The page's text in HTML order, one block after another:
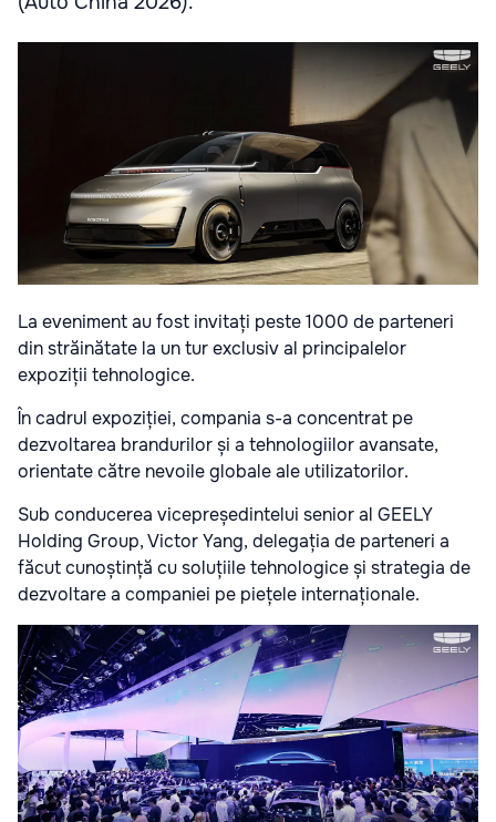
La eveniment au fost invitați peste 1000 de parteneri
din străinătate la un tur exclusiv al principalelor
expoziții tehnologice.
În cadrul expoziției, compania s-a concentrat pe
dezvoltarea brandurilor și a tehnologiilor avansate,
orientate către nevoile globale ale utilizatorilor.
Sub conducerea vicepreședintelui senior al GEELY
Holding Group, Victor Yang, delegația de parteneri a
făcut cunoștință cu soluțiile tehnologice și strategia de
dezvoltare a companiei pe piețele internaționale.